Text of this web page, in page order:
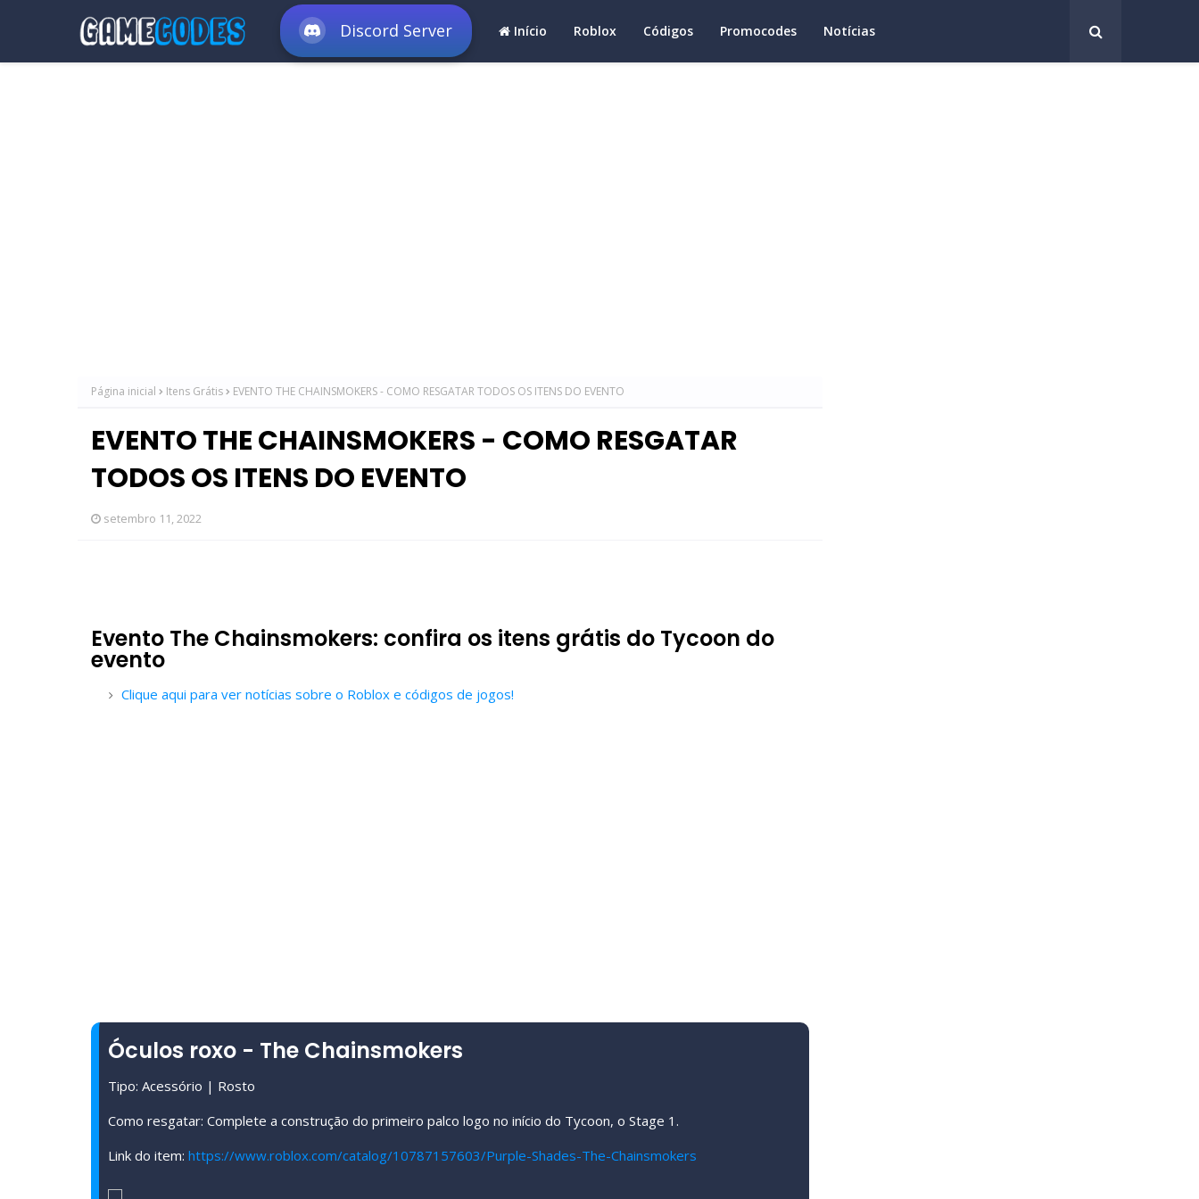
Discord Server Início Roblox Códigos Promocodes Notícias
Página inicial Itens Grátis EVENTO THE CHAINSMOKERS - COMO RESGATAR TODOS OS ITENS DO EVENTO
EVENTO THE CHAINSMOKERS - COMO RESGATAR
TODOS OS ITENS DO EVENTO
setembro 11, 2022
Evento The Chainsmokers: confira os itens grátis do Tycoon do
evento
Clique aqui para ver notícias sobre o Roblox e códigos de jogos!
Óculos roxo - The Chainsmokers
Tipo: Acessório | Rosto
Como resgatar: Complete a construção do primeiro palco logo no início do Tycoon, o Stage 1.
Link do item: https://www.roblox.com/catalog/10787157603/Purple-Shades-The-Chainsmokers